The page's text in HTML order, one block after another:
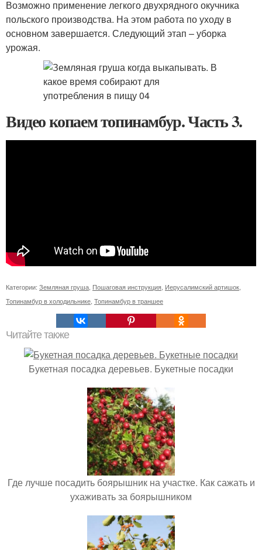
Возможно применение легкого двухрядного окучника
польского производства. На этом работа по уходу в
основном завершается. Следующий этап – уборка
урожая.
Видео копаем топинамбур. Часть 3.
Категории: Земляная груша Пошаговая инструкция Иерусалимский артишок
Топинамбур в холодильнике Топинамбур в траншее
Читайте также
Букетная посадка деревьев. Букетные посадки
Где лучше посадить боярышник на участке. Как сажать и
ухаживать за боярышником